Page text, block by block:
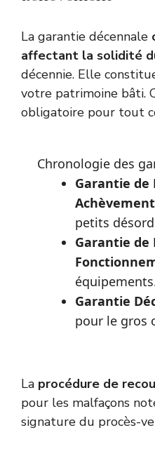
La garantie décennale
affectant la solidité
décennie. Elle
votre patrimoine bâti.
obligatoire pour tout
Chronologie des
Garantie de
Achèvement
petits
Garantie de
Garantie
pour le gros
La procédure de
pour les malfaçons
signature du procès-